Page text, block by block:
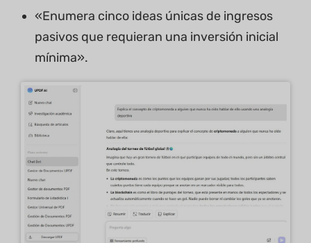
«Enumera cinco ideas únicas de ingresos
pasivos que requieran una inversión inicial
mínima».